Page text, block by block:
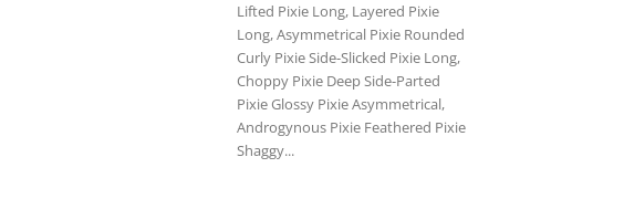
Lifted Pixie Long, Layered Pixie
Long, Asymmetrical Pixie Rounded
Curly Pixie Side-Slicked Pixie Long,
Choppy Pixie Deep Side-Parted
Pixie Glossy Pixie Asymmetrical,
Androgynous Pixie Feathered Pixie
Shaggy...